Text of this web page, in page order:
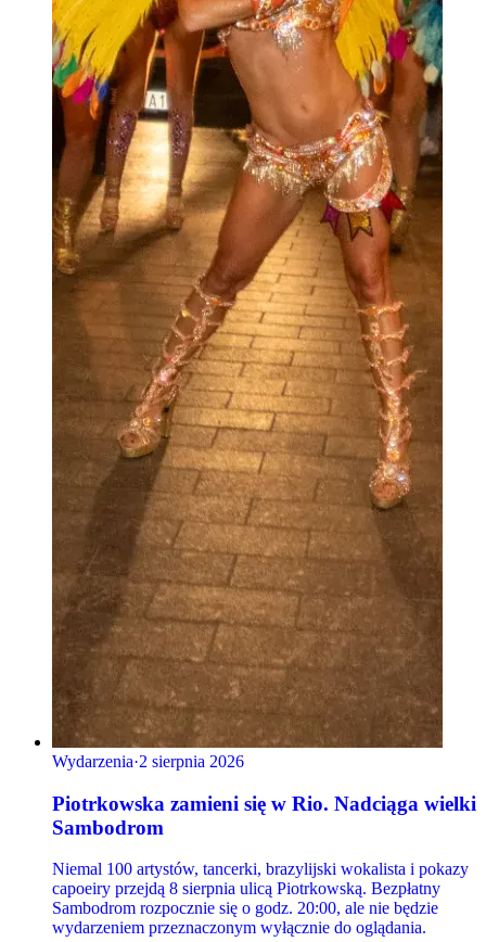
Wydarzenia·2 sierpnia 2026
Piotrkowska zamieni się w Rio. Nadciąga wielki
Sambodrom
Niemal 100 artystów, tancerki, brazylijski wokalista i pokazy
capoeiry przejdą 8 sierpnia ulicą Piotrkowską. Bezpłatny
Sambodrom rozpocznie się o godz. 20:00, ale nie będzie
wydarzeniem przeznaczonym wyłącznie do oglądania.